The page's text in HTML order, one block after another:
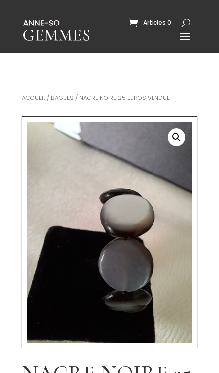
Articles 0
ACCUEIL/ BAGUES / NACRE NOIRE 25 EUROS VENDUE